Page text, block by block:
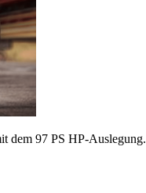
dem 97 PS HP-Auslegung.